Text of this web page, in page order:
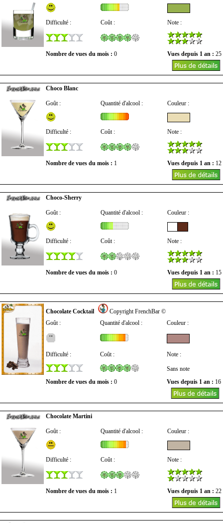
Difficulté : Coût : Note :
Nombre de vues du mois : 0 Vues depuis 1 an : 25
Choco Blanc
Goût : Quantité d'alcool : Couleur :
Difficulté : Coût : Note :
Nombre de vues du mois : 1 Vues depuis 1 an : 12
Choco-Sherry
Goût : Quantité d'alcool : Couleur :
Difficulté : Coût : Note :
Nombre de vues du mois : 0 Vues depuis 1 an : 15
Chocolate Cocktail
Copyright FrenchBar ©
Goût :
Quantité d'alcool : Couleur :
Difficulté : Coût : Note :
Sans note
Nombre de vues du mois : 0 Vues depuis 1 an : 16
Chocolate Martini
Goût : Quantité d'alcool : Couleur :
Difficulté : Coût : Note :
Nombre de vues du mois : 1 Vues depuis 1 an : 22